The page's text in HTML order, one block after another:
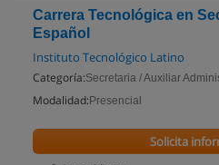
Carrera Tecnológica en
Español
Instituto Tecnológico Latino
Categoría:Secretaria / Auxiliar
Modalidad: Presencial
Solicita